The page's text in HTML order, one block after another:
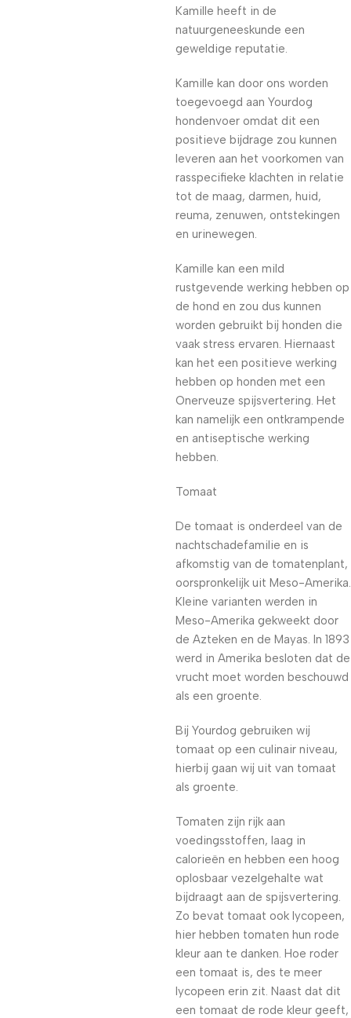
Kamille heeft in de
natuurgeneeskunde een
geweldige reputatie.
Kamille kan door ons worden
toegevoegd aan Yourdog
hondenvoer omdat dit een
positieve bijdrage zou kunnen
leveren aan het voorkomen van
rasspecifieke klachten in relatie
tot de maag, darmen, huid,
reuma, zenuwen, ontstekingen
en urinewegen.
Kamille kan een mild
rustgevende werking hebben op
de hond en zou dus kunnen
worden gebruikt bij honden die
vaak stress ervaren. Hiernaast
kan het een positieve werking
hebben op honden met een
Onerveuze spijsvertering. Het
kan namelijk een ontkrampende
en antiseptische werking
hebben.
Tomaat
De tomaat is onderdeel van de
nachtschadefamilie en is
afkomstig van de tomatenplant,
oorspronkelijk uit Meso-Amerika.
Kleine varianten werden in
Meso-Amerika gekweekt door
de Azteken en de Mayas. In 1893
werd in Amerika besloten dat de
vrucht moet worden beschouwd
als een groente.
Bij Yourdog gebruiken wij
tomaat op een culinair niveau,
hierbij gaan wij uit van tomaat
als groente.
Tomaten zijn rijk aan
voedingsstoffen, laag in
calorieën en hebben een hoog
oplosbaar vezelgehalte wat
bijdraagt aan de spijsvertering.
Zo bevat tomaat ook lycopeen,
hier hebben tomaten hun rode
kleur aan te danken. Hoe roder
een tomaat is, des te meer
lycopeen erin zit. Naast dat dit
een tomaat de rode kleur geeft,